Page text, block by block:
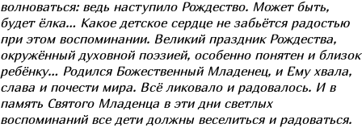
волноваться: ведь наступило Рождество. Может быть,
будет ёлка… Какое детское сердце не забьётся радостью
при этом воспоминании. Великий праздник Рождества,
окружённый духовной поэзией, особенно понятен и близок
ребёнку… Родился Божественный Младенец, и Ему хвала,
слава и почести мира. Всё ликовало и радовалось. И в
память Святого Младенца в эти дни светлых
воспоминаний все дети должны веселиться и радоваться.